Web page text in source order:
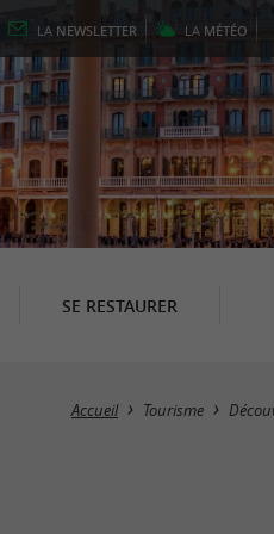
LA NEWSLETTER LA MÉTÉO
SE RESTAURER
Accueil Tourisme